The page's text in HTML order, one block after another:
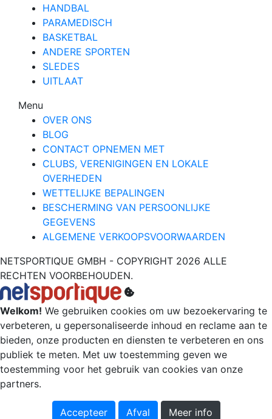
HANDBAL
PARAMEDISCH
BASKETBAL
ANDERE SPORTEN
SLEDES
UITLAAT
Menu
OVER ONS
BLOG
CONTACT OPNEMEN MET
CLUBS, VERENIGINGEN EN LOKALE
OVERHEDEN
WETTELIJKE BEPALINGEN
BESCHERMING VAN PERSOONLIJKE
GEGEVENS
ALGEMENE VERKOOPSVOORWAARDEN
NETSPORTIQUE GMBH - COPYRIGHT 2026 ALLE
RECHTEN VOORBEHOUDEN.
Welkom! We gebruiken cookies om uw bezoekervaring te
verbeteren, u gepersonaliseerde inhoud en reclame aan te
bieden, onze producten en diensten te verbeteren en ons
publiek te meten. Met uw toestemming geven we
toestemming voor het gebruik van cookies van onze
partners.
Accepteer Afval Meer info